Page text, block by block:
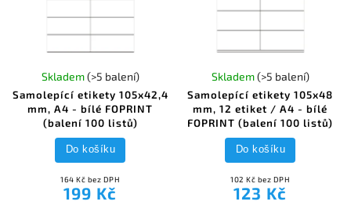
Samolepící etikety 105x42,4
mm, A4 - bílé FOPRINT
(balení 100 listů)
Skladem(>5 balení)
164 Kč bez DPH
199 Kč
Do košíku
Samolepící etikety 105x48
mm, 12 etiket / A4 - bílé
FOPRINT (balení 100 listů)
Skladem(>5 balení)
102 Kč bez DPH
123 Kč
Do košíku